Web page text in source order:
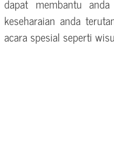
dapat membantu
keseharaian anda
acara spesial seperti